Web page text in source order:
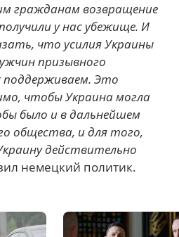
гражданам возвращение
у нас убежище. И
что усилия Украины
призывного
поддерживаем. Это
чтобы Украина могла
было и в дальнейшем
общества, и для того,
действительно
немецкий политик.